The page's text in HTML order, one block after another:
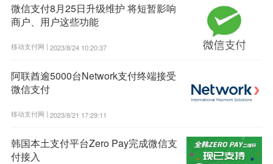
微信支付8月25日升级维护 将短暂影响
商户、用户这些功能
移动支付网 | 2023/8/24 10:20:37
阿联酋逾5000台Network支付终端接受
微信支付
移动支付网 | 2023/8/21 17:29:11
韩国本土支付平台Zero Pay完成微信支
付接入